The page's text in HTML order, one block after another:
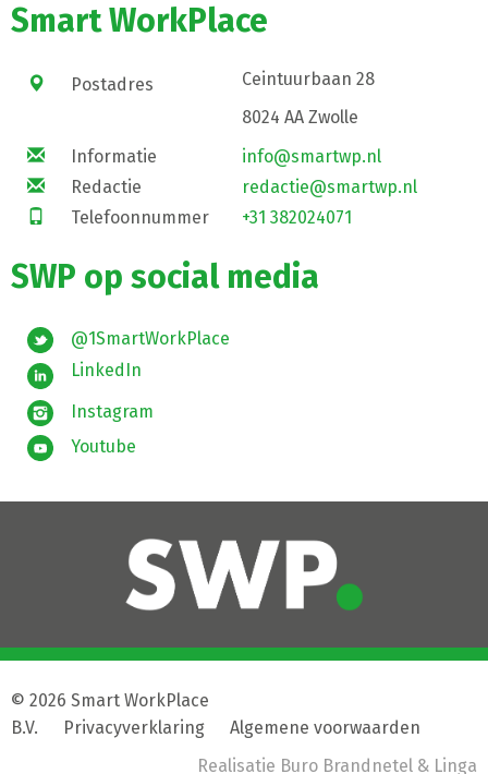
Smart WorkPlace
Postadres
Ceintuurbaan 28
8024 AA Zwolle
Informatie
info@smartwp.nl
Redactie
redactie@smartwp.nl
Telefoonnummer
+31 382024071
SWP op social media
@1SmartWorkPlace
LinkedIn
Instagram
Youtube
© 2026 Smart WorkPlace
B.V.
Privacyverklaring
Algemene voorwaarden
Realisatie Buro Brandnetel & Linga